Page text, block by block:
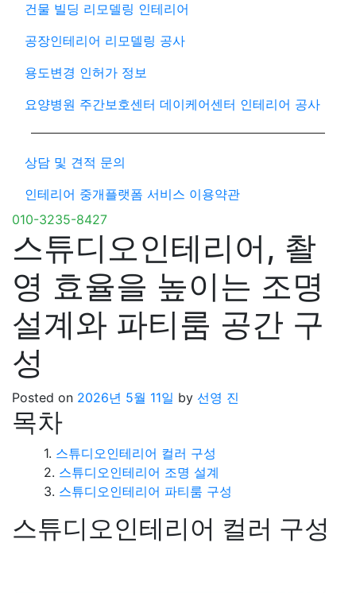
건물 빌딩 리모델링 인테리어
공장인테리어 리모델링 공사
용도변경 인허가 정보
요양병원 주간보호센터 데이케어센터 인테리어 공사
상담 및 견적 문의
인테리어 중개플랫폼 서비스 이용약관
010-3235-8427
스튜디오인테리어, 촬
영 효율을 높이는 조명
설계와 파티룸 공간 구
성
Posted on 2026년 5월 11일 by 선영 진
목차
스튜디오인테리어 컬러 구성
스튜디오인테리어 조명 설계
스튜디오인테리어 파티룸 구성
스튜디오인테리어 컬러 구성